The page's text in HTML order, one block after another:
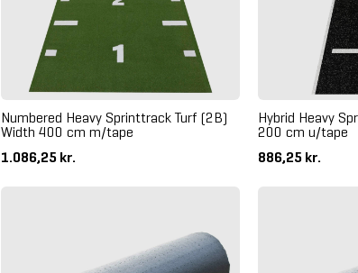
Numbered Heavy Sprinttrack Turf (2B)
Width 400 cm m/tape
1.086,25 kr.
Hybrid Heavy
200 cm u/tape
886,25 kr.